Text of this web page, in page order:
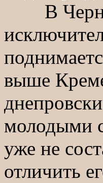
В
выше
молодыми
уже не
отличить